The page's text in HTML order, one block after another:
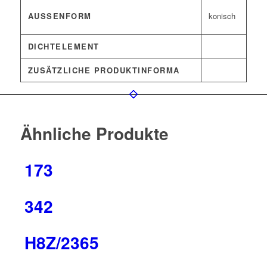
AUSSENFORM konisch
DICHTELEMENT
ZUSÄTZLICHE PRODUKTINFORMA
Ähnliche Produkte
173
342
H8Z/2365